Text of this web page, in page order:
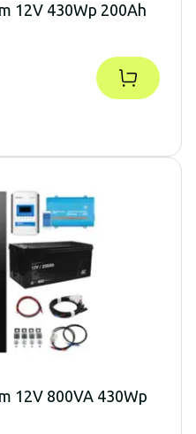
12V 430Wp 200Ah
12V 800VA 430Wp